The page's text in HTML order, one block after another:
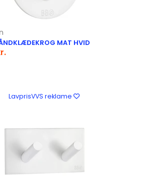
MAT HVID
LavprisVVS reklame